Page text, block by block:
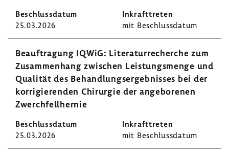
25.03.2026 mit Beschluss­datum
Beauf­tra­gung IQWiG: Lite­ra­tur­re­cherche zum
Zusam­men­hang zwischen Leis­tungs­menge und
Qualität des Behand­lungs­er­geb­nisses bei der
korri­gie­renden Chir­urgie der ange­bo­renen
Zwerch­fell­hernie
25.03.2026 mit Beschluss­datum